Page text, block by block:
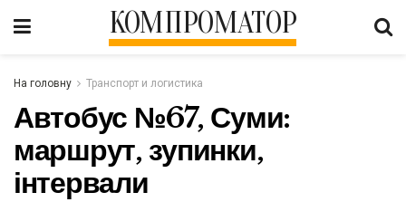
КОМПРОМАТОР
На головну Транспорт и логистика
Автобус №67, Суми:
маршрут, зупинки,
інтервали